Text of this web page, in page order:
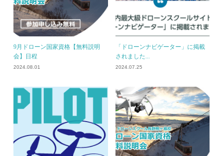
9月ドローン国家資格【無料説明
会】日程
2024.08.01
「ドローンナビゲーター」に掲載
されました...
2024.07.25